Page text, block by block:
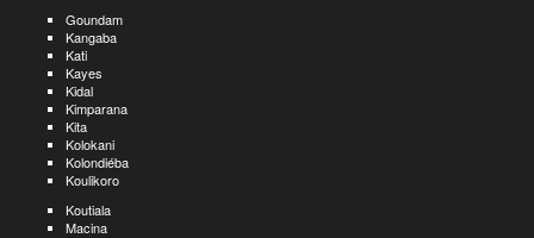
Goundam
Kangaba
Kati
Kayes
Kidal
Kimparana
Kita
Kolokani
Kolondiéba
Koulikoro
Koutiala
Macina